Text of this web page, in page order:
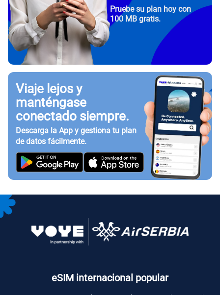
Pruebe su plan hoy con
100 MB gratis.
Viaje lejos y
manténgase
conectado siempre.
Descarga la App y gestiona tu plan
de datos fácilmente.
eSIM internacional popular